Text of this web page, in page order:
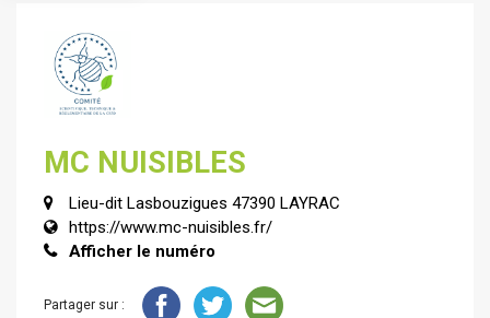
MC NUISIBLES
Lieu-dit Lasbouzigues 47390 LAYRAC
https://www.mc-nuisibles.fr/
Afficher le numéro
Partager sur :